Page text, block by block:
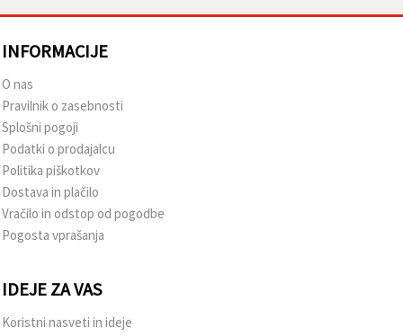
INFORMACIJE
O nas
Pravilnik o zasebnosti
Splošni pogoji
Podatki o prodajalcu
Politika piškotkov
Dostava in plačilo
Vračilo in odstop od pogodbe
Pogosta vprašanja
IDEJE ZA VAS
Koristni nasveti in ideje